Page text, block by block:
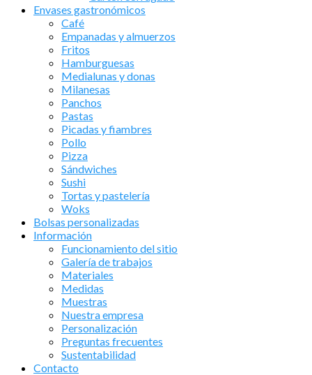
Envases gastronómicos
Café
Empanadas y almuerzos
Fritos
Hamburguesas
Medialunas y donas
Milanesas
Panchos
Pastas
Picadas y fiambres
Pollo
Pizza
Sándwiches
Sushi
Tortas y pastelería
Woks
Bolsas personalizadas
Información
Funcionamiento del sitio
Galería de trabajos
Materiales
Medidas
Muestras
Nuestra empresa
Personalización
Preguntas frecuentes
Sustentabilidad
Contacto